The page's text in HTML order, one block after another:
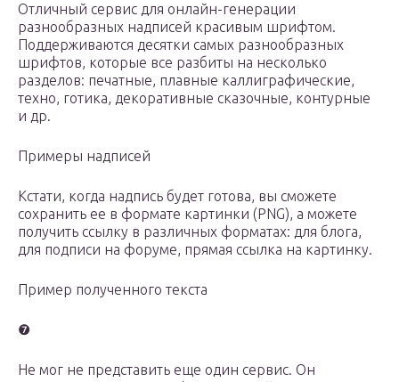
Отличный сервис для онлайн-генерации
разнообразных надписей красивым шрифтом.
Поддерживаются десятки самых разнообразных
шрифтов, которые все разбиты на несколько
разделов: печатные, плавные каллиграфические,
техно, готика, декоративные сказочные, контурные
и др.
Примеры надписей
Кстати, когда надпись будет готова, вы сможете
сохранить ее в формате картинки (PNG), а можете
получить ссылку в различных форматах: для блога,
для подписи на форуме, прямая ссылка на картинку.
Пример полученного текста
❼
Не мог не представить еще один сервис. Он